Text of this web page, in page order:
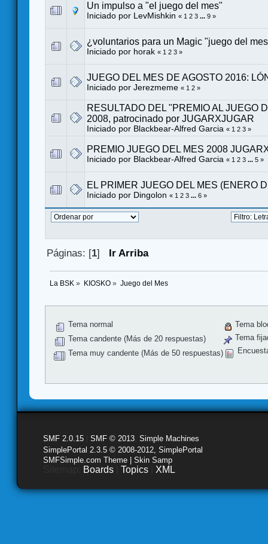
Un impulso a "el juego del mes"
Iniciado por LevMishkin « 1 2 3 ... 9 »
¿voluntarios para un Magic "juego del
Iniciado por horak « 1 2 3 »
JUEGO DEL MES DE AGOSTO 2016:
Iniciado por Jerezmeme « 1 2 »
RESULTADO DEL "PREMIO AL JUEGO
2008, patrocinado por JUGARXJUGAR
Iniciado por Blackbear-Alfred Garcia « 1 2 3 »
PREMIO JUEGO DEL MES 2008
Iniciado por Blackbear-Alfred Garcia « 1 2 3 ... 5 »
EL PRIMER JUEGO DEL MES (ENERO
Iniciado por Dingolon « 1 2 3 ... 6 »
Páginas: [1] Ir Arriba
La BSK » KIOSKO» Juego del Mes
Tema normal
Tema candente (Más de 20 respuestas)
Tema muy candente (Más de 50 respuestas)
Tema
Tema
SMF 2.0.15 SMF © 2013 Simple Machines
SimplePortal 2.3.5 © 2008-2012, SimplePortal
SMFSimple.com Theme | Skin Samp
Boards Topics XML